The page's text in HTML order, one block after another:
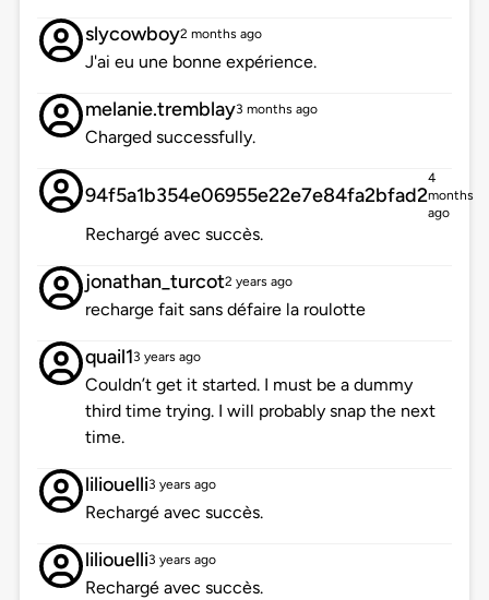
slycowboy2 months ago
J'ai eu une bonne expérience.
melanie.tremblay3 months ago
Charged successfully.
94f5a1b354e06955e22e7e84fa2bfad2
4
months
ago
Rechargé avec succès.
jonathan_turcot2 years ago
recharge fait sans défaire la roulotte
quail13 years ago
Couldn’t get it started. I must be a dummy
third time trying. I will probably snap the next
time.
liliouelli3 years ago
Rechargé avec succès.
liliouelli3 years ago
Rechargé avec succès.